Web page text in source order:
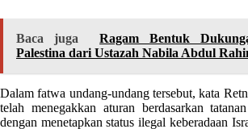
Baca juga
Ragam Bentuk
Palestina dari Ustazah Nabila Abdul
Dalam fatwa undang-undang tersebut, kata
telah menegakkan aturan berdasarkan
dengan menetapkan status ilegal keberadaan